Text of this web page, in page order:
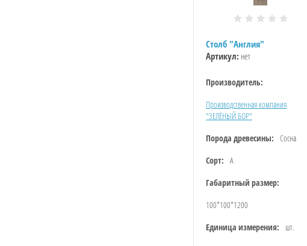
Столб "Англия"
Артикул: нет
Производитель:
Производственная компания
"ЗЕЛЁНЫЙ БОР"
Порода древесины: Сосна
Сорт: А
Габаритный размер:
100*100*1200
Единица измерения:
шт.